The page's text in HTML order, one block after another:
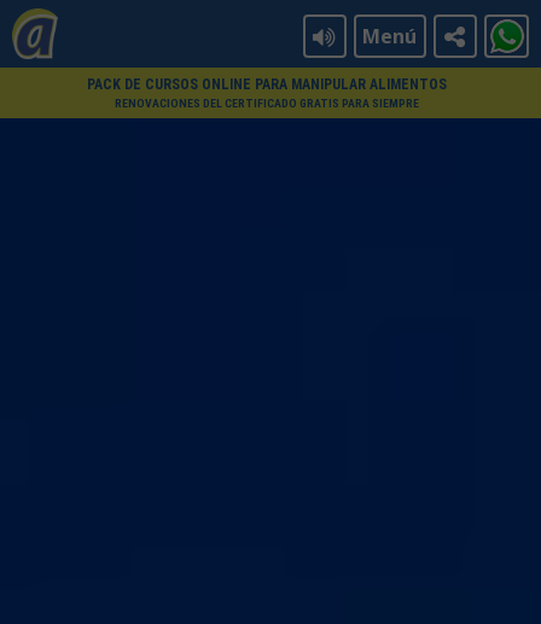
Menú
PACK DE CURSOS ONLINE PARA MANIPULAR ALIMENTOS
RENOVACIONES DEL CERTIFICADO GRATIS PARA SIEMPRE